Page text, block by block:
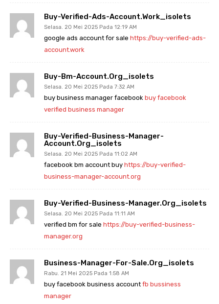
Buy-Verified-Ads-Account.work_isolets
Selasa. 20 Mei 2025 Pada 12:19 AM
google ads account for sale https://buy-verified-ads-
account.work
Buy-Bm-Account.org_isolets
Selasa. 20 Mei 2025 Pada 7:32 AM
buy business manager facebook buy facebook
verified business manager
Buy-Verified-Business-Manager-
Account.org_isolets
Selasa. 20 Mei 2025 Pada 11:02 AM
facebook bm account buy https://buy-verified-
business-manager-account.org
Buy-Verified-Business-Manager.org_isolets
Selasa. 20 Mei 2025 Pada 11:11 AM
verified bm for sale https://buy-verified-business-
manager.org
Business-Manager-For-Sale.org_isolets
Rabu. 21 Mei 2025 Pada 1:58 AM
buy facebook business account fb bussiness
manager